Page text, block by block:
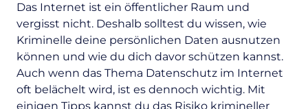
Das Internet ist ein öffentlicher Raum und
vergisst nicht. Deshalb solltest du wissen, wie
Kriminelle deine persönlichen Daten ausnutzen
können und wie du dich davor schützen kannst.
Auch wenn das Thema Datenschutz im Internet
oft belächelt wird, ist es dennoch wichtig. Mit
einigen Tipps kannst du das Risiko krimineller